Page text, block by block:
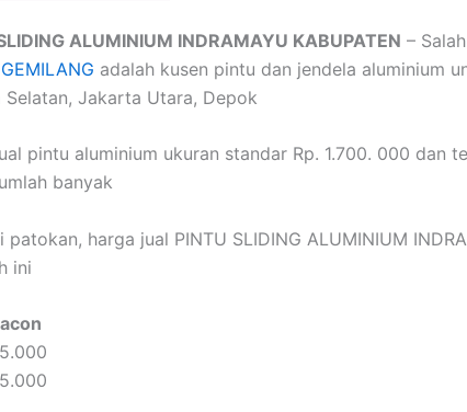
ALUMINIUM INDRAMAYU KABUPATEN –
adalah kusen pintu dan jendela aluminium
Jakarta Utara, Depok
pintu aluminium ukuran standar Rp. 1.700. 000 dan
banyak
patokan, harga jual PINTU SLIDING ALUMINIUM
ini